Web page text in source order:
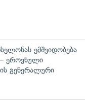
ემშვიდობება
ეროვნული
გენერალური